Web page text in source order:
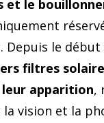
et le
Depuis le début
filtres
apparition,
vision et la